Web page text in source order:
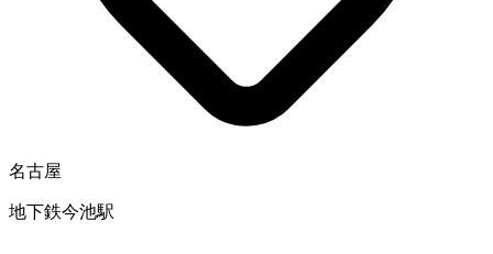
名古屋
地下鉄今池駅